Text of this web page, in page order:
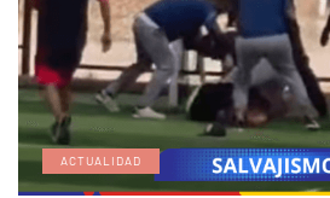
ACTUALIDAD